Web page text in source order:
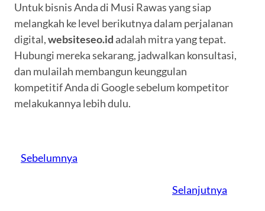
Untuk bisnis Anda di Musi Rawas yang siap
melangkah ke level berikutnya dalam perjalanan
digital,websiteseo.id adalah mitra yang tepat.
Hubungi mereka sekarang, jadwalkan konsultasi,
dan mulailah membangun keunggulan
kompetitif Anda di Google sebelum kompetitor
melakukannya lebih dulu.
Sebelumnya
Selanjutnya